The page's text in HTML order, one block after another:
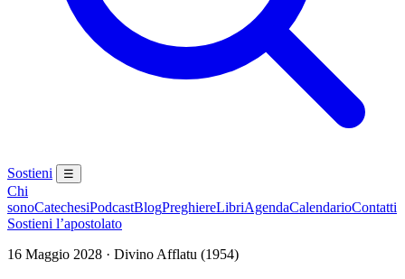
Sostieni ☰
Chi
sonoCatechesiPodcastBlogPreghiereLibriAgendaCalendarioContatti
Sostieni l’apostolato
16 Maggio 2028 · Divino Afflatu (1954)